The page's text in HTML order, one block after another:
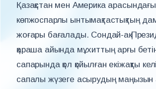
Қазақстан мен Америка арасындағы
көпжоспарлы ынтымақтастықтың
жоғары бағалады. Сондай-ақ
қараша айында мұхиттың арғы
сапарында қол қойылған екіжақты
сапалы жүзеге асырудың маңызын